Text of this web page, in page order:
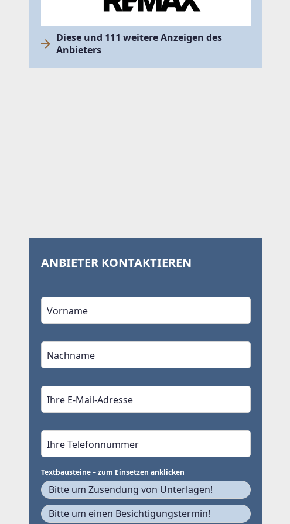
Diese und 111 weitere Anzeigen des
Anbieters
ANBIETER KONTAKTIEREN
Textbausteine – zum Einsetzen anklicken
Bitte um Zusendung von Unterlagen!
Bitte um einen Besichtigungstermin!